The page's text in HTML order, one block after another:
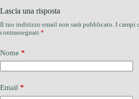
Lascia una risposta
Il tuo indirizzo email non sarà pubblicato. I campi
contrassegnati *
Nome *
Email *